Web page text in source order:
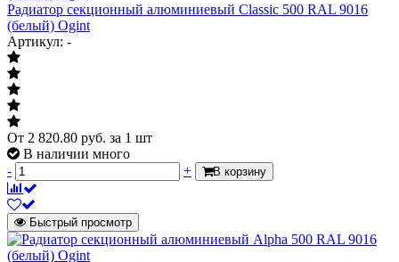
Радиатор секционный алюминиевый Classic 500 RAL 9016
(белый) Ogint
Артикул: -
От 2 820.80 руб. за 1 шт
В наличии много
-
+ В корзину
Быстрый просмотр